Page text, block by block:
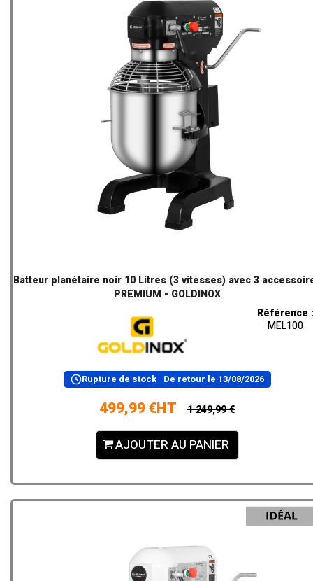
Batteur planétaire noir 10 Litres (3 vitesses) avec 3
PREMIUM - GOLDINOX
Référence :
MEL100
Rupture de stock De retour le 13/08/2026
499,99 €HT 1 249,99 €
AJOUTER AU PANIER